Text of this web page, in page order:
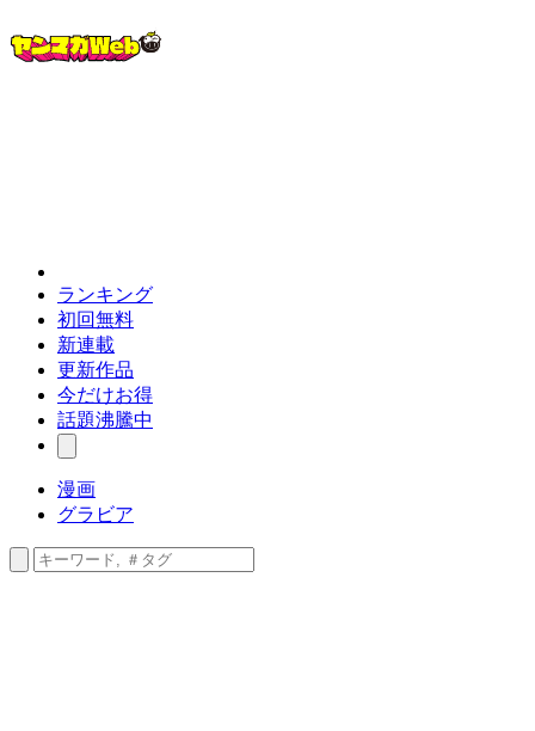
ランキング
初回無料
新連載
更新作品
今だけお得
話題沸騰中
漫画
グラビア